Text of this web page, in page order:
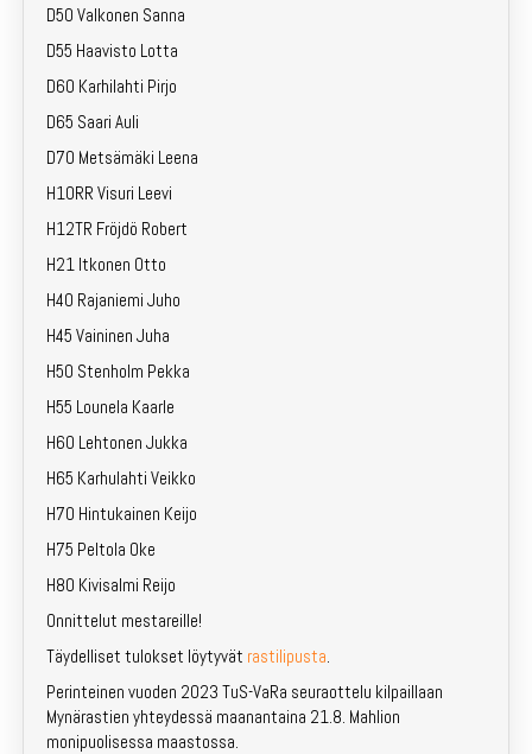
Lapset & nuoret
Kuntosuunnistus
Jäsenille
In English
D50 Valkonen Sanna
D55 Haavisto Lotta
D60 Karhilahti Pirjo
D65 Saari Auli
D70 Metsämäki Leena
H10RR Visuri Leevi
H12TR Fröjdö Robert
H21 Itkonen Otto
H40 Rajaniemi Juho
H45 Vaininen Juha
H50 Stenholm Pekka
H55 Lounela Kaarle
H60 Lehtonen Jukka
H65 Karhulahti Veikko
H70 Hintukainen Keijo
H75 Peltola Oke
H80 Kivisalmi Reijo
Onnittelut mestareille!
Täydelliset tulokset löytyvät rastilipusta
Perinteinen vuoden 2023 TuS-VaRa seuraottelu kilpaillaan
Mynärastien yhteydessä maanantaina 21.8. Mahlion
monipuolisessa maastossa.